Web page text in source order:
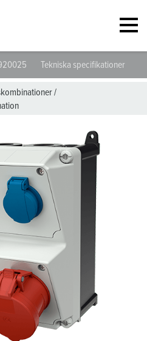
Tekniska specifikationer
/